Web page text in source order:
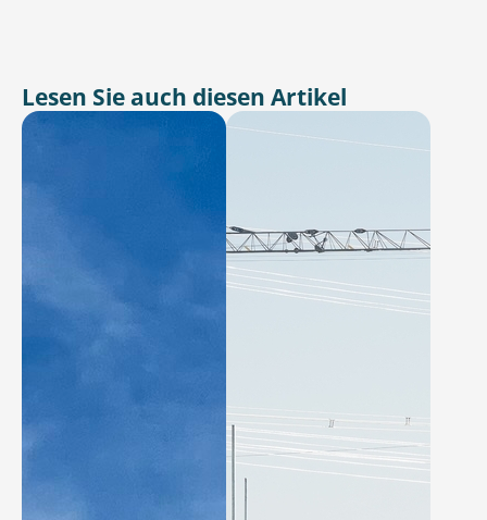
Lesen Sie auch diesen Artikel